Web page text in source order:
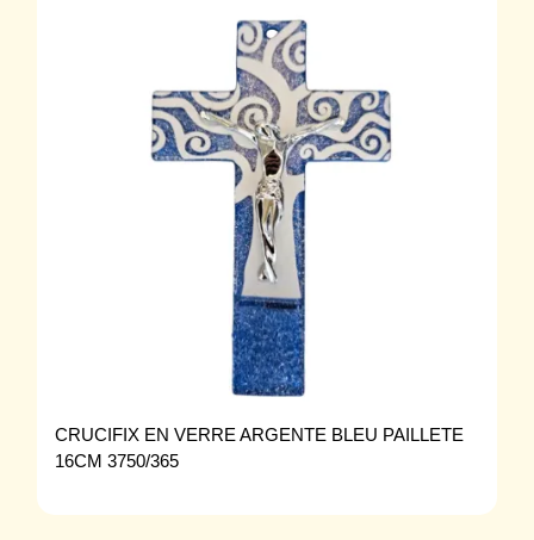
CRUCIFIX EN VERRE ARGENTE BLEU PAILLETE
16CM 3750/365